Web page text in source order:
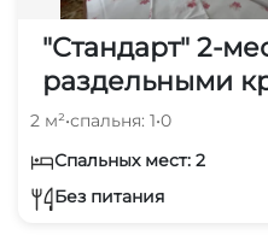
"Стандарт" 2-
раздельными
2 м²•спальня: 1•0
Спальных мест: 2
Без питания